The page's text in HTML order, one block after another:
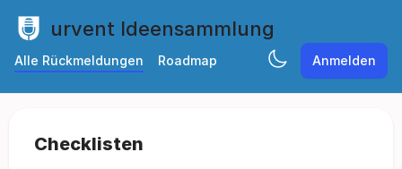
urvent Ideensammlung
Alle Rückmeldungen Roadmap Anmelden
Checklisten